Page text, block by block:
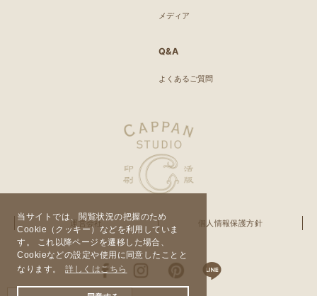
当サイトでは、閲覧状況の把握のため
Cookie（クッキー）などを利用していま
す。 これ以降ページを遷移した場合、
Cookieなどの設定や使用に同意したことと
なります。
詳しくはこちら
メディア
Q&A
よくあるご質問
運営会社 個人情報保護方針